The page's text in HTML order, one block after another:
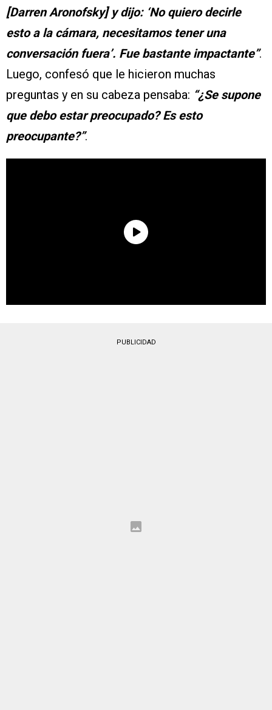
[Darren Aronofsky] y dijo: ‘No quiero decirle
esto a la cámara, necesitamos tener una
conversación fuera’. Fue bastante impactante”.
Luego, confesó que le hicieron muchas
preguntas y en su cabeza pensaba: “¿Se supone
que debo estar preocupado? Es esto
preocupante?”.
PUBLICIDAD